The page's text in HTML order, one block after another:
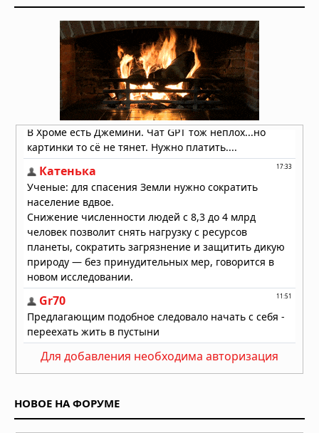
извержение заставило власти
объявить оранжевый уровень
опасности
04.08.2026 в 11:33
Землетрясение магнитудой 5,5 у
берегов Египта: толчки ощущались
в Каире
03.08.2026 в 06:38
Супертайфун «Дельфин»: пятый
циклон максимальной мощности в
2026 году движется к побережью
01.08.2026 в 15:17
Для добавления необходима авторизация
НОВОЕ НА ФОРУМЕ